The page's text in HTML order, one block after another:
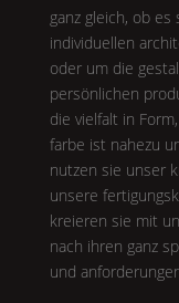
ganz gleich, ob es
individuellen
oder um die
persönlichen
die vielfalt in Form
farbe ist nahezu
nutzen sie unser
unsere
kreieren sie mit
nach ihren ganz
und